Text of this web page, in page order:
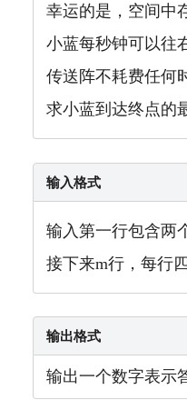
幸运的是，空间中
小蓝每秒钟可以往
传送阵不耗费任何
求小蓝到达终点的
输入格式
输入第一行包含两
接下来m行，每行
输出格式
输出一个数字表示